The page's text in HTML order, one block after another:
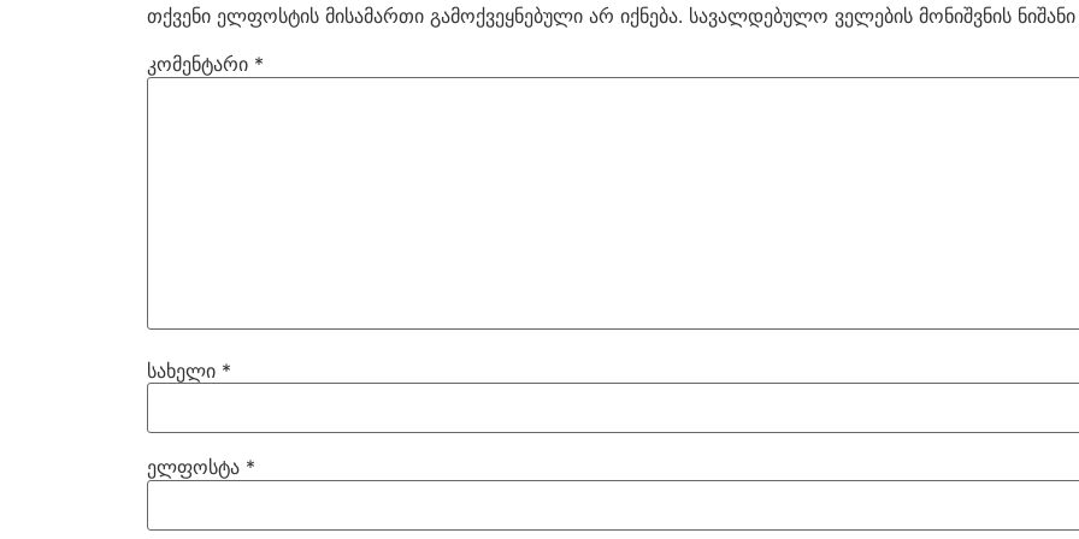
თქვენი ელფოსტის მისამართი გამოქვეყნებული არ იქნება. სავალდებულო ველების მონიშვნის
კომენტარი *
სახელი *
ელფოსტა *